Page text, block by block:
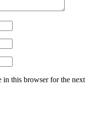
in this browser for the next